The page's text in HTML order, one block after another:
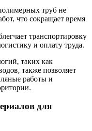
труб не
что сокращает время
транспортировку
и оплату труда.
таких как
также позволяет
работы и
для